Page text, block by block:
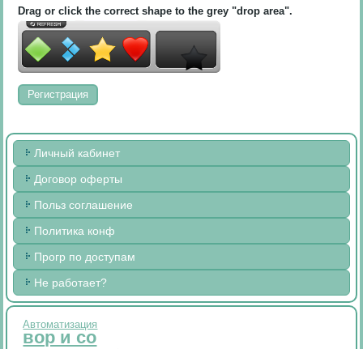
Drag or click the correct shape to the grey "drop area".
Личный кабинет
Договор оферты
Польз соглашение
Политика конф
Прогр по доступам
Не работает?
Автоматизация
вор и со